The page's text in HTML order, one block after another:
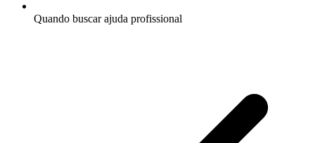
Quando buscar ajuda profissional